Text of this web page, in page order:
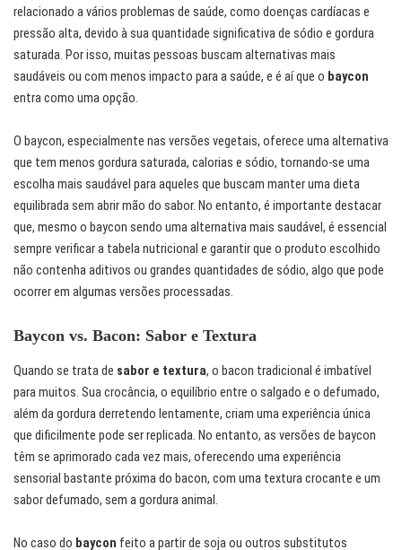
relacionado a vários problemas de saúde, como doenças cardíacas e
pressão alta, devido à sua quantidade significativa de sódio e gordura
saturada. Por isso, muitas pessoas buscam alternativas mais
saudáveis ou com menos impacto para a saúde, e é aí que o baycon
entra como uma opção.
O baycon, especialmente nas versões vegetais, oferece uma alternativa
que tem menos gordura saturada, calorias e sódio, tornando-se uma
escolha mais saudável para aqueles que buscam manter uma dieta
equilibrada sem abrir mão do sabor. No entanto, é importante destacar
que, mesmo o baycon sendo uma alternativa mais saudável, é essencial
sempre verificar a tabela nutricional e garantir que o produto escolhido
não contenha aditivos ou grandes quantidades de sódio, algo que pode
ocorrer em algumas versões processadas.
Baycon vs. Bacon: Sabor e Textura
Quando se trata de sabor e textura, o bacon tradicional é imbatível
para muitos. Sua crocância, o equilíbrio entre o salgado e o defumado,
além da gordura derretendo lentamente, criam uma experiência única
que dificilmente pode ser replicada. No entanto, as versões de baycon
têm se aprimorado cada vez mais, oferecendo uma experiência
sensorial bastante próxima do bacon, com uma textura crocante e um
sabor defumado, sem a gordura animal.
No caso do baycon feito a partir de soja ou outros substitutos